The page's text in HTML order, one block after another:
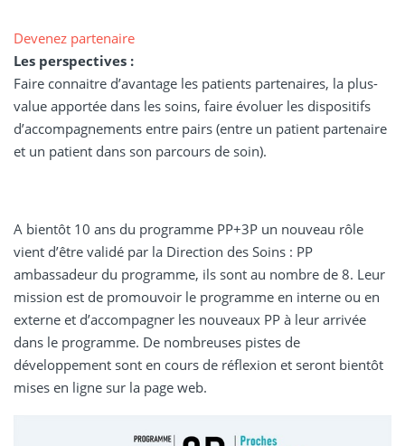
Devenez partenaire
Les perspectives :
Faire connaitre d’avantage les patients partenaires, la plus-
value apportée dans les soins, faire évoluer les dispositifs
d’accompagnements entre pairs (entre un patient partenaire
et un patient dans son parcours de soin).
A bientôt 10 ans du programme PP+3P un nouveau rôle
vient d’être validé par la Direction des Soins : PP
ambassadeur du programme, ils sont au nombre de 8. Leur
mission est de promouvoir le programme en interne ou en
externe et d’accompagner les nouveaux PP à leur arrivée
dans le programme. De nombreuses pistes de
développement sont en cours de réflexion et seront bientôt
mises en ligne sur la page web.